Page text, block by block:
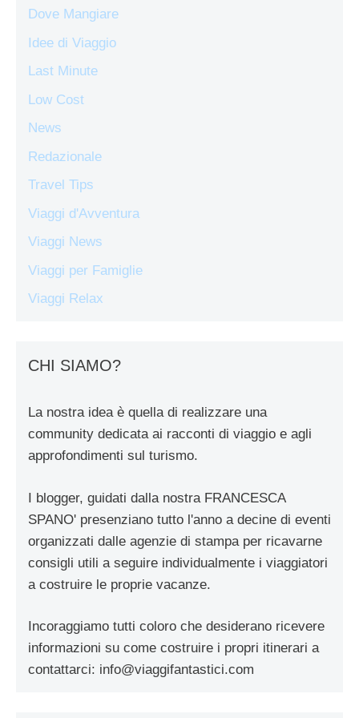
Dove Mangiare
Idee di Viaggio
Last Minute
Low Cost
News
Redazionale
Travel Tips
Viaggi d'Avventura
Viaggi News
Viaggi per Famiglie
Viaggi Relax
CHI SIAMO?
La nostra idea è quella di realizzare una
community dedicata ai racconti di viaggio e agli
approfondimenti sul turismo.
I blogger, guidati dalla nostra FRANCESCA
SPANO' presenziano tutto l'anno a decine di eventi
organizzati dalle agenzie di stampa per ricavarne
consigli utili a seguire individualmente i viaggiatori
a costruire le proprie vacanze.
Incoraggiamo tutti coloro che desiderano ricevere
informazioni su come costruire i propri itinerari a
contattarci: info@viaggifantastici.com